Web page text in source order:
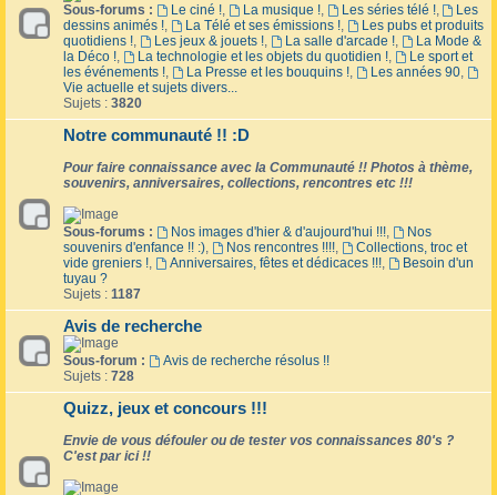
Sous-forums : Le ciné !, La musique !, Les séries télé !,
Les
dessins animés !, La Télé et ses émissions !,
Les pubs et produits
quotidiens !, Les jeux & jouets !, La salle d'arcade !,
La Mode &
la Déco !, La technologie et les objets du quotidien !,
Le sport et
les événements !, La Presse et les bouquins !, Les années 90,
Vie actuelle et sujets divers...
Sujets : 3820
Notre communauté !! :D
Pour faire connaissance avec la Communauté !! Photos à thème,
souvenirs, anniversaires, collections, rencontres etc !!!
Sous-forums : Nos images d'hier & d'aujourd'hui !!!,
Nos
souvenirs d'enfance !! :), Nos rencontres !!!!,
Collections, troc et
vide greniers !, Anniversaires, fêtes et dédicaces !!!,
Besoin d'un
tuyau ?
Sujets : 1187
Avis de recherche
Sous-forum :
Avis de recherche résolus !!
Sujets : 728
Quizz, jeux et concours !!!
Envie de vous défouler ou de tester vos connaissances 80's ?
C'est par ici !!